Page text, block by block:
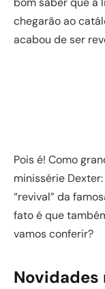
chegarão ao
acabou de ser
Pois é! Como
minissérie
“revival” da
fato é que
vamos conferir?
Novidades